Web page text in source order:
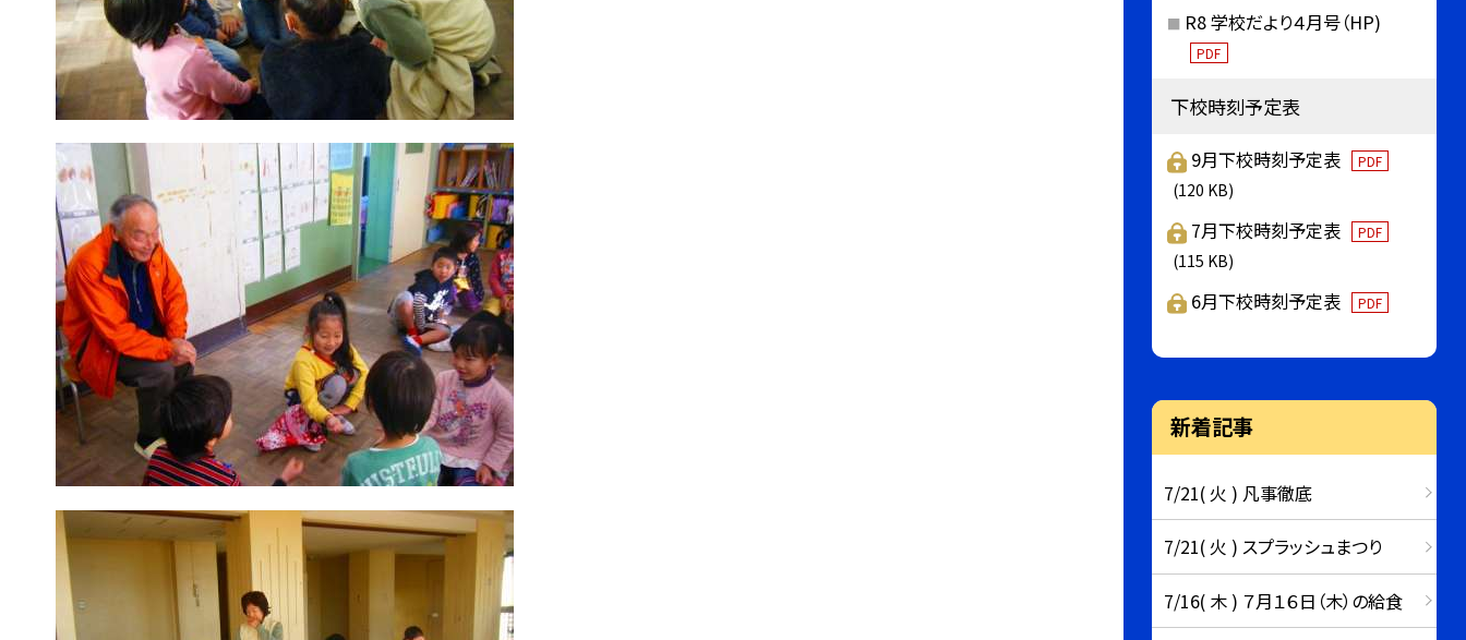
R8 学校だより４月号（HP)
PDF
下校時刻予定表
9月下校時刻予定表 PDF
(120 KB)
7月下校時刻予定表 PDF
(115 KB)
6月下校時刻予定表 PDF
新着記事
7/21( 火 ) 凡事徹底
7/21( 火 ) スプラッシュまつり
7/16( 木 ) ７月１６日（木）の給食